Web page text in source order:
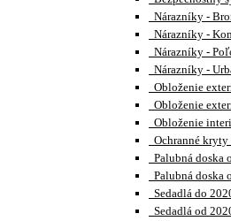
Nárazníky -
Nárazníky -
Nárazníky -
Nárazníky -
Obloženie
Obloženie
Obloženie
Ochranné
Palubná doska
Palubná doska
Sedadlá do
Sedadlá od